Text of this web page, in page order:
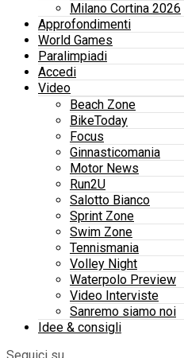
Milano Cortina 2026
Approfondimenti
World Games
Paralimpiadi
Accedi
Video
Beach Zone
BikeToday
Focus
Ginnasticomania
Motor News
Run2U
Salotto Bianco
Sprint Zone
Swim Zone
Tennismania
Volley Night
Waterpolo Preview
Video Interviste
Sanremo siamo noi
Idee & consigli